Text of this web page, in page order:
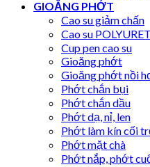
GIOĂNG PHỚT
Cao su giảm chấn
Cao su
Cup pen cao su
Gioăng phớt
Gioăng phớt nồi
Phớt chắn bụi
Phớt chắn dầu
Phớt dạ, nỉ, len
Phớt làm kín cối
Phớt mặt chà
Phớt nắp, phớt